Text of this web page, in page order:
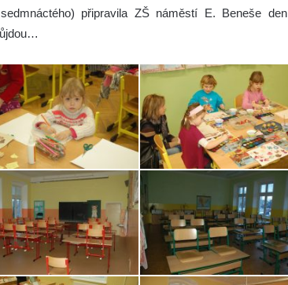
připravila ZŠ náměstí E. Beneše den